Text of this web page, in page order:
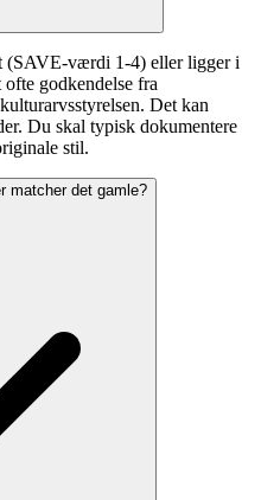
(SAVE-værdi 1-4) eller ligger i
godkendelse fra
Det kan
Du skal typisk dokumentere
stil.
matcher det gamle?